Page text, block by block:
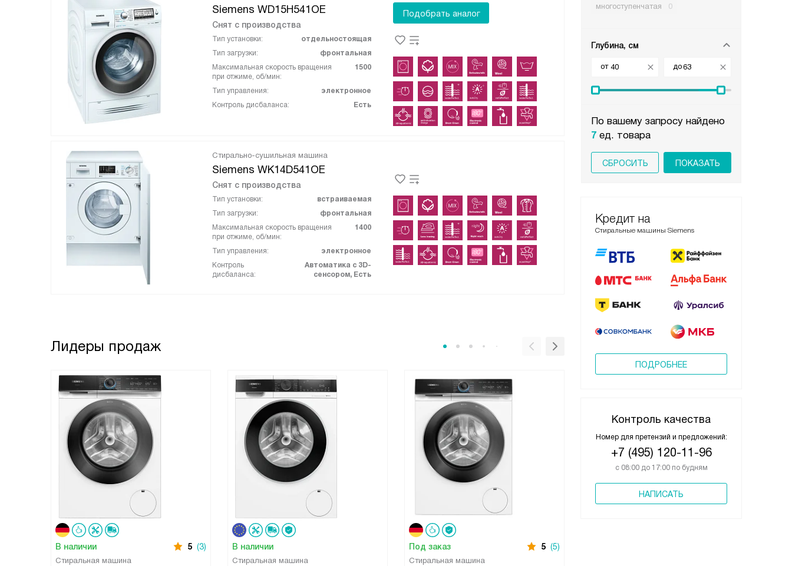
многоступенчатая 0
Глубина, см
от до
По вашему запросу найдено
7 ед. товара
СБРОСИТЬ
Кредит на
Стиральные машины Siemens
ПОДРОБНЕЕ
Контроль качества
Номер для претензий и предложений:
+7 (495) 120-11-96
с 08:00 до 17:00 по будням
НАПИСАТЬ
Siemens WD15H541OE
Снят с производства
Тип установки:
отдельностоящая
Тип загрузки:
фронтальная
Максимальная скорость вращения
при отжиме, об/мин:
1500
Тип управления:
электронное
Контроль дисбаланса:
Есть
Подобрать аналог
Стирально-сушильная машина
Siemens WK14D541OE
Снят с производства
Тип установки:
встраиваемая
Тип загрузки:
фронтальная
Максимальная скорость вращения
при отжиме, об/мин:
1400
Тип управления:
электронное
Контроль
дисбаланса:
Автоматика с 3D-
сенсором, Есть
Лидеры продаж
В наличии 5 (3)
Стиральная машина
В наличии
Стиральная машина
Под заказ 5 (5)
Стиральная машина